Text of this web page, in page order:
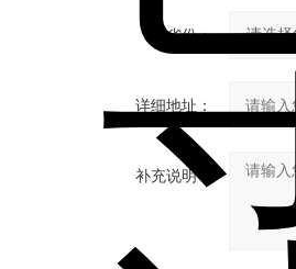
省份：
详细地址：
补充说明：